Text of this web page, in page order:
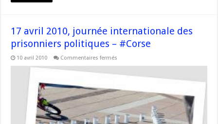
17 avril 2010, journée internationale des
prisonniers politiques – #Corse
10 avril 2010 Commentaires fermés
2010,
internationale
des
prisonniers
politiques
–
#Corse